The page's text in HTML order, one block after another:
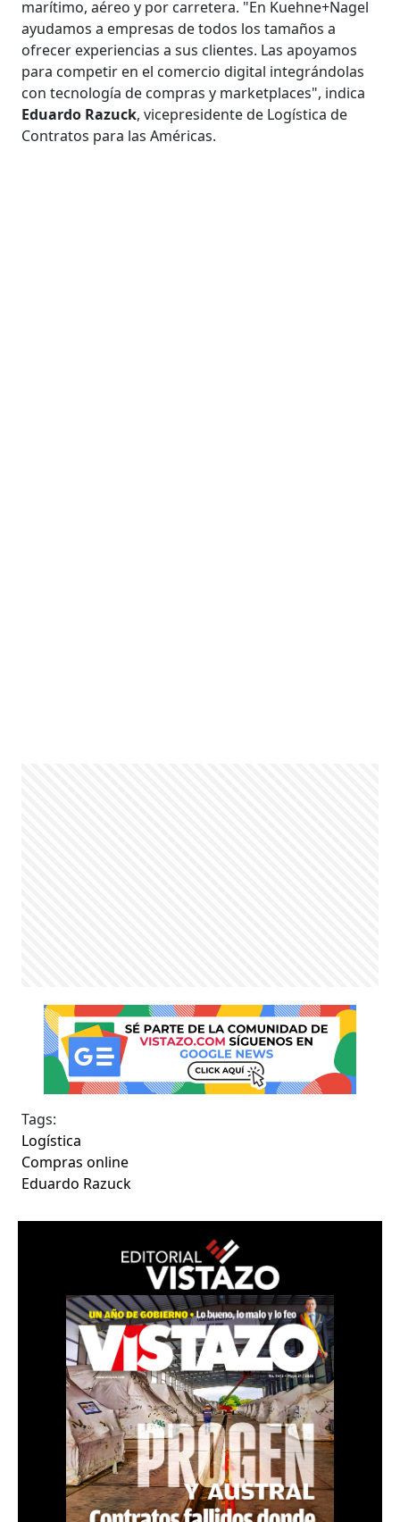
marítimo, aéreo y por carretera. "En Kuehne+Nagel
ayudamos a empresas de todos los tamaños a
ofrecer experiencias a sus clientes. Las apoyamos
para competir en el comercio digital integrándolas
con tecnología de compras y marketplaces", indica
Eduardo Razuck, vicepresidente de Logística de
Contratos para las Américas.
Tags:
Logística
Compras online
Eduardo Razuck